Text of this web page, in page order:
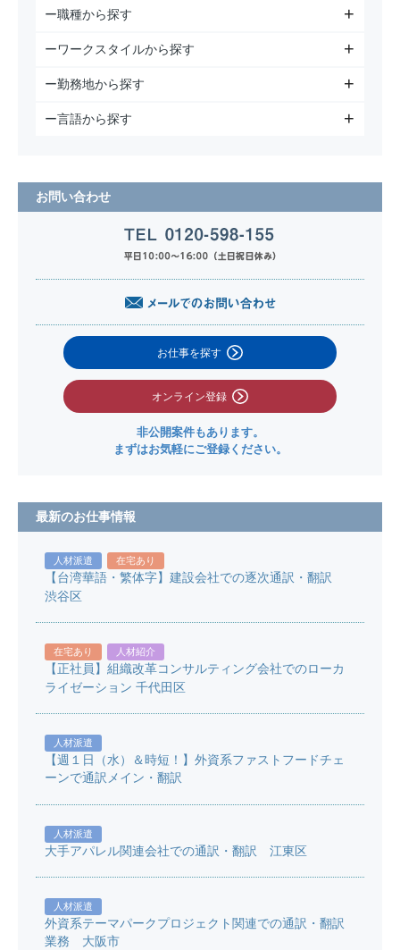
ー職種から探す
ーワークスタイルから探す
ー勤務地から探す
ー言語から探す
お問い合わせ
お仕事を探す
オンライン登録
非公開案件もあります。
まずはお気軽にご登録ください。
最新のお仕事情報
人材派遣 在宅あり
【台湾華語・繁体字】建設会社での逐次通訳・翻訳
渋谷区
在宅あり 人材紹介
【正社員】組織改革コンサルティング会社でのローカ
ライゼーション 千代田区
人材派遣
【週１日（水）＆時短！】外資系ファストフードチェ
ーンで通訳メイン・翻訳
人材派遣
大手アパレル関連会社での通訳・翻訳 江東区
人材派遣
外資系テーマパークプロジェクト関連での通訳・翻訳
業務 大阪市